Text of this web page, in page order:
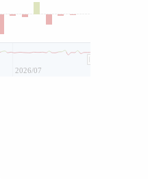
2026/07